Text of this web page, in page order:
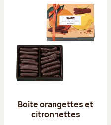
Boite orangettes et
citronnettes